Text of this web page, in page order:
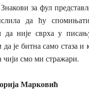
Знакови за фул
да ћу
да није сврха у
је битна само стаза и
чији смо ми стражари.
Марковић